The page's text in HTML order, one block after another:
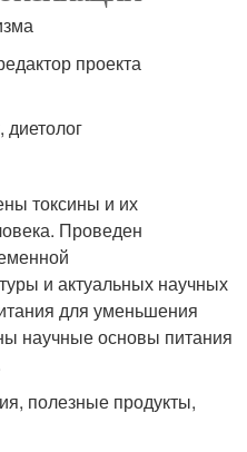
проекта
токсины и их
Проведен
и актуальных научных
для уменьшения
научные основы питания
полезные продукты,